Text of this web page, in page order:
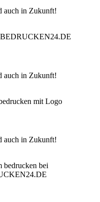
auch in Zukunft!
auch in Zukunft!
auch in Zukunft!